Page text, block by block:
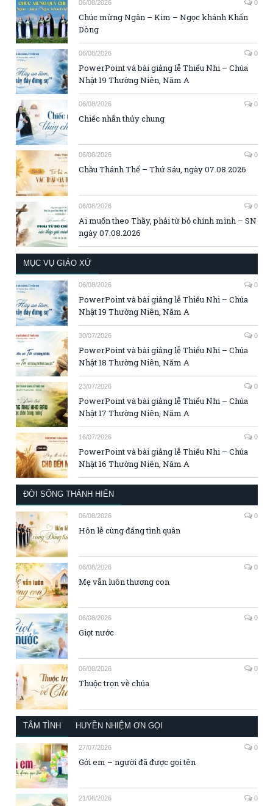
06/08/2026 0
Chúc mừng Ngân – Kim – Ngọc khánh Khấn
Dòng
06/08/2026 0
PowerPoint và bài giảng lễ Thiếu Nhi – Chúa
Nhật 19 Thường Niên, Năm A
06/08/2026 0
Chiếc nhẫn thủy chung
06/08/2026 0
Chầu Thánh Thể – Thứ Sáu, ngày 07.08.2026
06/08/2026 0
Ai muốn theo Thầy, phải từ bỏ chính mình – SN
ngày 07.08.2026
MỤC VỤ GIÁO XỨ
06/08/2026 0
PowerPoint và bài giảng lễ Thiếu Nhi – Chúa
Nhật 19 Thường Niên, Năm A
30/07/2026 0
PowerPoint và bài giảng lễ Thiếu Nhi – Chúa
Nhật 18 Thường Niên, Năm A
23/07/2026 0
PowerPoint và bài giảng lễ Thiếu Nhi – Chúa
Nhật 17 Thường Niên, Năm A
16/07/2026 0
PowerPoint và bài giảng lễ Thiếu Nhi – Chúa
Nhật 16 Thường Niên, Năm A
ĐỜI SỐNG THÁNH HIẾN
06/08/2026 0
Hôn lễ cùng đấng tình quân
06/08/2026 0
Mẹ vẫn luôn thương con
06/08/2026 0
Giọt nước
06/08/2026 0
Thuộc trọn về chúa
TÂM TÌNH HUYỀN NHIỆM ƠN GỌI
27/07/2026 0
Gởi em – người đã được gọi tên
21/06/2026 0